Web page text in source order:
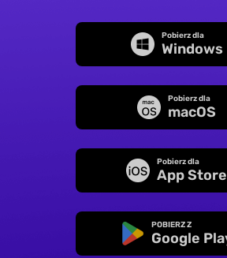
Pobierz dla
Windows
Pobierz dla
macOS
Pobierz dla
App Store
POBIERZ Z
Google